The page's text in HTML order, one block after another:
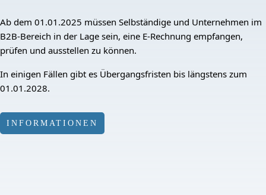
Ab dem 01.01.2025 müssen Selbständige und Unternehmen im
B2B-Bereich in der Lage sein, eine E-Rechnung empfangen,
prüfen und ausstellen zu können.
In einigen Fällen gibt es Übergangsfristen bis längstens zum
01.01.2028.
INFORMATIONEN